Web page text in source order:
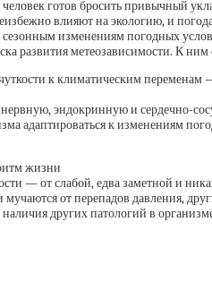
готов бросить привычный
влияют на экологию, и
изменениям погодных
развития метеозависимости. К ним
к климатическим
эндокринную и сердечно-
адаптироваться к изменениям
жизни
— от слабой, едва заметной и
от перепадов давления,
других патологий в